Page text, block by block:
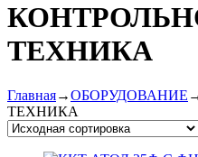
ТЕХНИКА
Главная→ОБОРУДОВАНИЕ
ТЕХНИКА